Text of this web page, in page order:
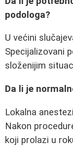
podologa?
U većini
Specijalizovani
složenijim
Da li je
Lokalna
Nakon
koji prolazi u